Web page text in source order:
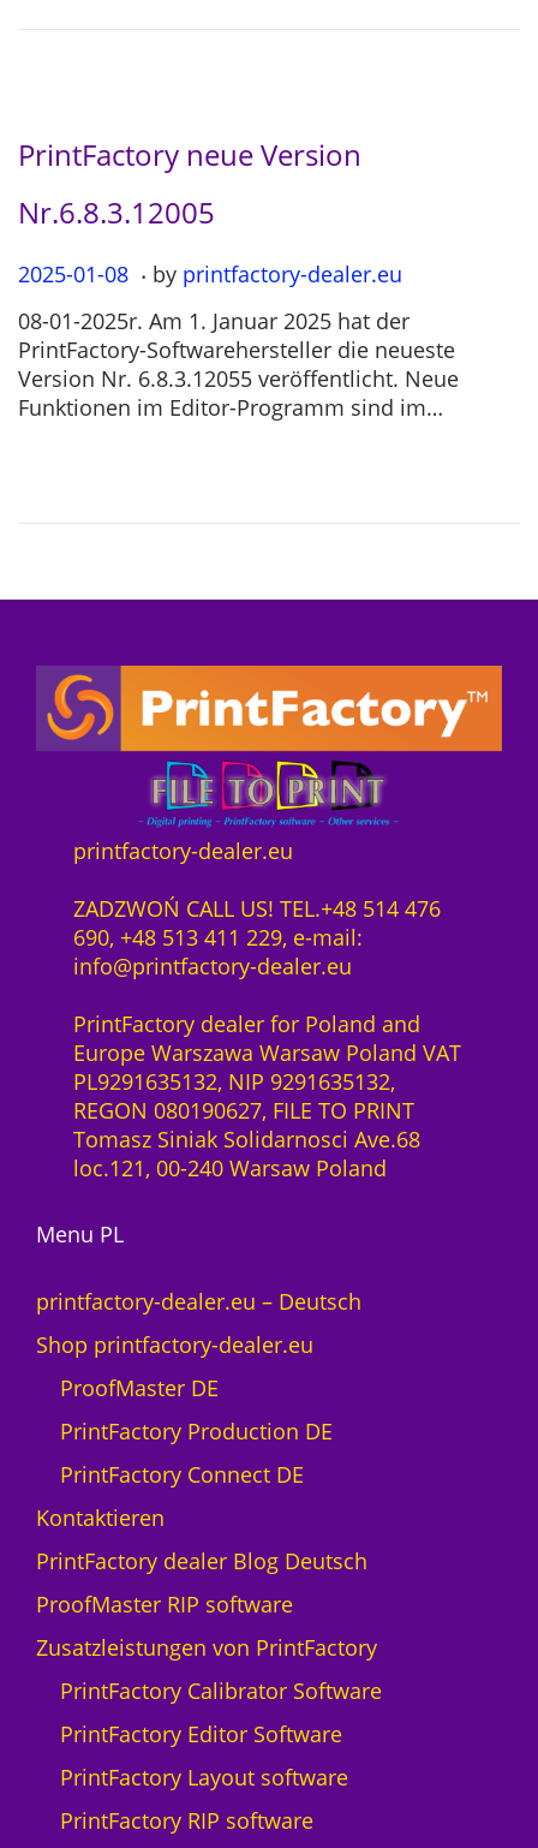
PrintFactory neue Version
Nr.6.8.3.12005
P
s
t
e
d
2025-01-08 2
2
5
-
0
. by printfactory-dealer.eu
08-01-2025r. Am 1. Januar 2025 hat der
PrintFactory-Softwarehersteller die neueste
Version Nr. 6.8.3.12055 veröffentlicht. Neue
Funktionen im Editor-Programm sind im…
printfactory-dealer.eu
ZADZWOŃ CALL US! TEL.+48 514 476
690, +48 513 411 229, e-mail:
info@printfactory-dealer.eu
PrintFactory dealer for Poland and
Europe Warszawa Warsaw Poland VAT
PL9291635132, NIP 9291635132,
REGON 080190627, FILE TO PRINT
Tomasz Siniak Solidarnosci Ave.68
loc.121, 00-240 Warsaw Poland
Menu PL
printfactory-dealer.eu – Deutsch
Shop printfactory-dealer.eu
ProofMaster DE
PrintFactory Production DE
PrintFactory Connect DE
Kontaktieren
PrintFactory dealer Blog Deutsch
ProofMaster RIP software
Zusatzleistungen von PrintFactory
PrintFactory Calibrator Software
PrintFactory Editor Software
PrintFactory Layout software
PrintFactory RIP software